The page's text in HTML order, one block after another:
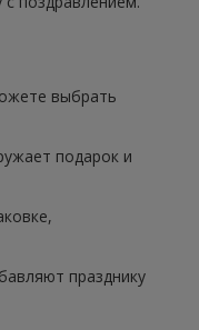
выбрать
подарок и
празднику